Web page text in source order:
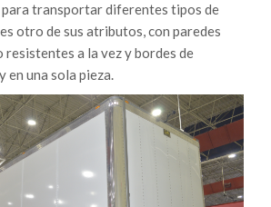
transportar diferentes tipos de
otro de sus atributos, con paredes
resistentes a la vez y bordes de
en una sola pieza.